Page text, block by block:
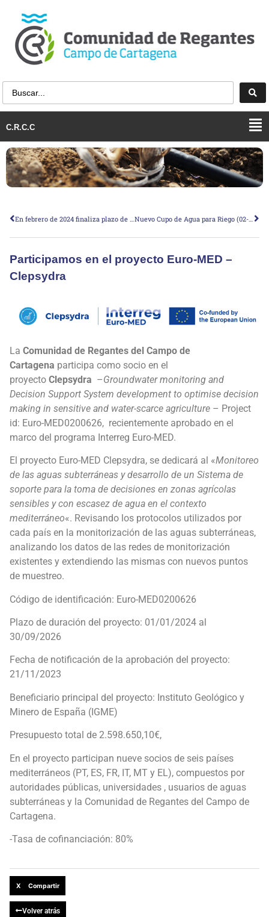
C.R.C.C
Participamos en el proyecto Euro-MED –
Clepsydra
La Comunidad de Regantes del Campo de
Cartagena participa como socio en el
proyecto Clepsydra –Groundwater monitoring and
Decision Support System development to optimise decision
making in sensitive and water-scarce agriculture – Project
id: Euro-MED0200626, recientemente aprobado en el
marco del programa Interreg Euro-MED.
El proyecto Euro-MED Clepsydra, se dedicará al «Monitoreo
de las aguas subterráneas y desarrollo de un Sistema de
soporte para la toma de decisiones en zonas agrícolas
sensibles y con escasez de agua en el contexto
mediterráneo«. Revisando los protocolos utilizados por
cada país en la monitorización de las aguas subterráneas,
analizando los datos de las redes de monitorización
existentes y extendiendo las mismas con nuevos puntos
de muestreo.
Código de identificación: Euro-MED0200626
Plazo de duración del proyecto: 01/01/2024 al
30/09/2026
Fecha de notificación de la aprobación del proyecto:
21/11/2023
Beneficiario principal del proyecto: Instituto Geológico y
Minero de España (IGME)
Presupuesto total de 2.598.650,10€,
En el proyecto participan nueve socios de seis países
mediterráneos (PT, ES, FR, IT, MT y EL), compuestos por
autoridades públicas, universidades , usuarios de aguas
subterráneas y la Comunidad de Regantes del Campo de
Cartagena.
-Tasa de cofinanciación: 80%
X Compartir
Volver atrás